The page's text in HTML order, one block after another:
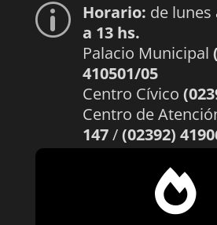
p Horario: de lunes
a 13 hs.
Palacio Municipal
410501/05
Centro Cívico
Centro de
147/(02392)
